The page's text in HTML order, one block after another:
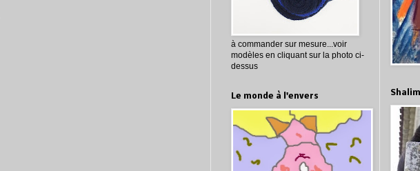
à commander sur mesure...voir
modèles en cliquant sur la photo ci-
dessus
Le monde à l'envers